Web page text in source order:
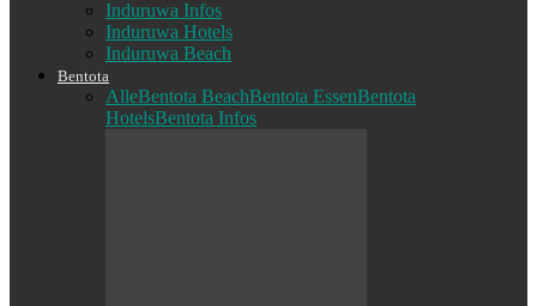
Induruwa Infos
Induruwa Hotels
Induruwa Beach
Bentota
AlleBentota BeachBentota EssenBentota
HotelsBentota Infos